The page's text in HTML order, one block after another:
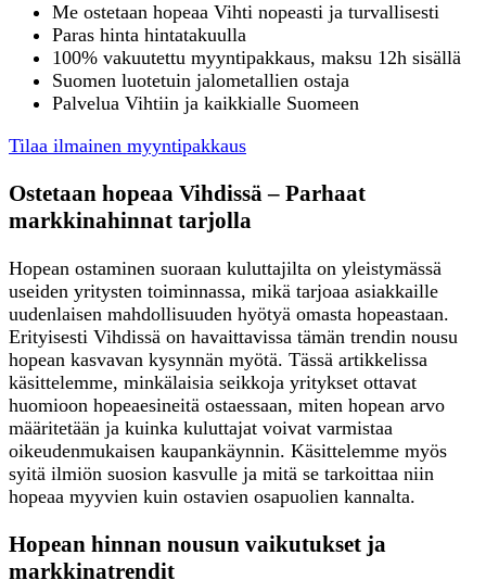
Me ostetaan hopeaa Vihti nopeasti ja turvallisesti
Paras hinta hintatakuulla
100% vakuutettu myyntipakkaus, maksu 12h sisällä
Suomen luotetuin jalometallien ostaja
Palvelua Vihtiin ja kaikkialle Suomeen
Tilaa ilmainen myyntipakkaus
Ostetaan hopeaa Vihdissä – Parhaat
markkinahinnat tarjolla
Hopean ostaminen suoraan kuluttajilta on yleistymässä
useiden yritysten toiminnassa, mikä tarjoaa asiakkaille
uudenlaisen mahdollisuuden hyötyä omasta hopeastaan.
Erityisesti Vihdissä on havaittavissa tämän trendin nousu
hopean kasvavan kysynnän myötä. Tässä artikkelissa
käsittelemme, minkälaisia seikkoja yritykset ottavat
huomioon hopeaesineitä ostaessaan, miten hopean arvo
määritetään ja kuinka kuluttajat voivat varmistaa
oikeudenmukaisen kaupankäynnin. Käsittelemme myös
syitä ilmiön suosion kasvulle ja mitä se tarkoittaa niin
hopeaa myyvien kuin ostavien osapuolien kannalta.
Hopean hinnan nousun vaikutukset ja
markkinatrendit